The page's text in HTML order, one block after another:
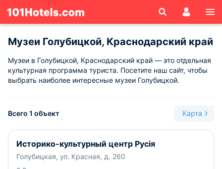
Музеи Голубицкой, Краснодарский край
Музеи в Голубицкой, Краснодарский край — это отдельная
культурная программа туриста. Посетите наш сайт, чтобы
выбрать наиболее интересные музеи Голубицкой.
Всего 1 объект Карта
Историко-культурный центр Русiя
Голубицкая, ул. Красная, д. 260